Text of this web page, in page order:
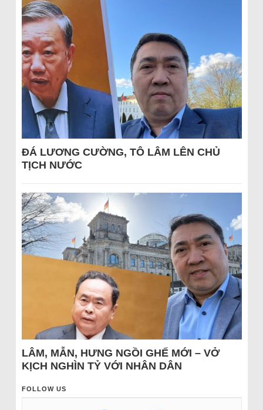
ĐÁ LƯƠNG CƯỜNG, TÔ LÂM LÊN CHỦ
TỊCH NƯỚC
LÂM, MẪN, HƯNG NGỒI GHẾ MỚI – VỞ
KỊCH NGHÌN TỶ VỚI NHÂN DÂN
FOLLOW US